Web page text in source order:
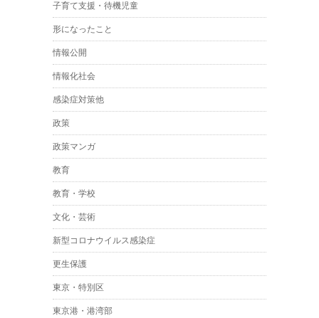
子育て支援・待機児童
形になったこと
情報公開
情報化社会
感染症対策他
政策
政策マンガ
教育
教育・学校
文化・芸術
新型コロナウイルス感染症
更生保護
東京・特別区
東京港・港湾部